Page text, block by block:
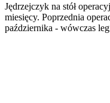
Jędrzejczyk na stół
miesięcy. Poprzednia
października - wówczas